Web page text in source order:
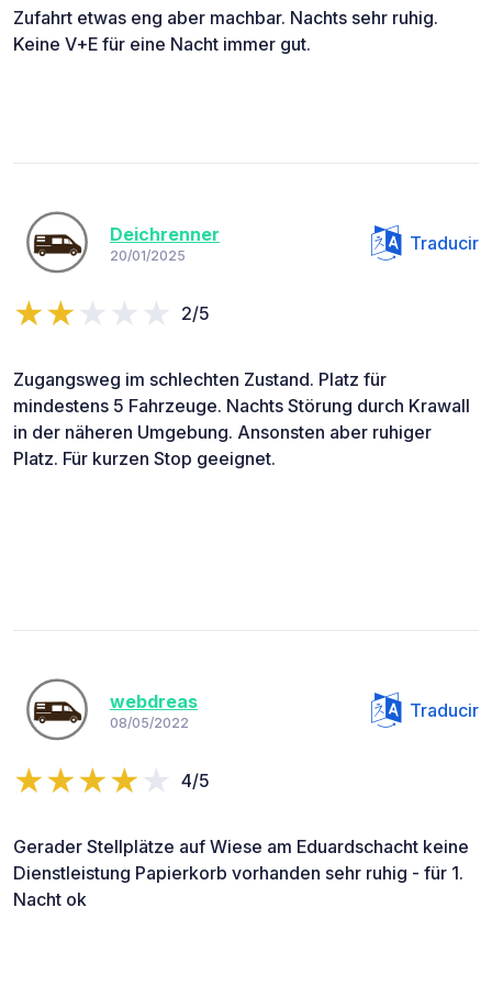
Zufahrt etwas eng aber machbar. Nachts sehr ruhig.
Keine V+E für eine Nacht immer gut.
Deichrenner
20/01/2025
Traducir
2/5
Zugangsweg im schlechten Zustand. Platz für
mindestens 5 Fahrzeuge. Nachts Störung durch Krawall
in der näheren Umgebung. Ansonsten aber ruhiger
Platz. Für kurzen Stop geeignet.
webdreas
08/05/2022
Traducir
4/5
Gerader Stellplätze auf Wiese am Eduardschacht keine
Dienstleistung Papierkorb vorhanden sehr ruhig - für 1.
Nacht ok